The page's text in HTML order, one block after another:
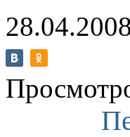
28.04.2008